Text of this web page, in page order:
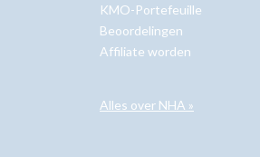
KMO-Portefeuille
Beoordelingen
Affiliate worden
Alles over NHA »